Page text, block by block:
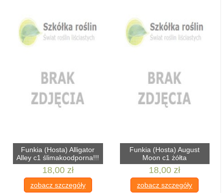
Funkia (Hosta) Alligator
Alley c1 ślimakoodporna!!!
18,00 zł
zobacz szczegóły
Funkia (Hosta) August
Moon c1 żółta
18,00 zł
zobacz szczegóły